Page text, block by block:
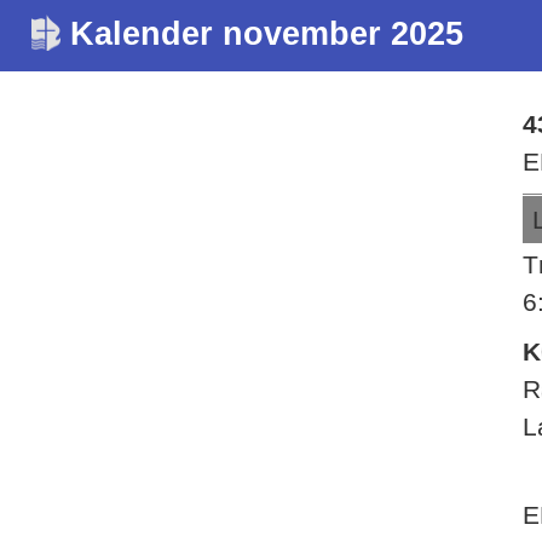
Kalender november 2025